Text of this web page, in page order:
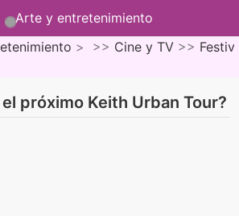
Arte y entretenimiento
> >> Cine y TV >> Festiv
próximo Keith Urban Tour?